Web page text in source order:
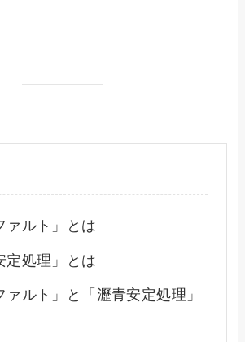
ァルト」とは
定処理」とは
ァルト」と「瀝青安定処理」